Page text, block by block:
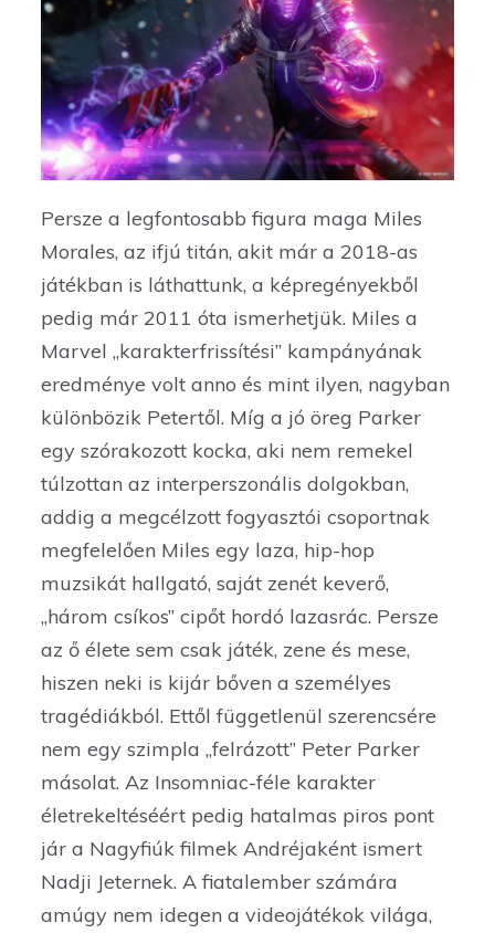
Persze a legfontosabb figura maga Miles
Morales, az ifjú titán, akit már a 2018-as
játékban is láthattunk, a képregényekből
pedig már 2011 óta ismerhetjük. Miles a
Marvel „karakterfrissítési” kampányának
eredménye volt anno és mint ilyen, nagyban
különbözik Petertől. Míg a jó öreg Parker
egy szórakozott kocka, aki nem remekel
túlzottan az interperszonális dolgokban,
addig a megcélzott fogyasztói csoportnak
megfelelően Miles egy laza, hip-hop
muzsikát hallgató, saját zenét keverő,
„három csíkos” cipőt hordó lazasrác. Persze
az ő élete sem csak játék, zene és mese,
hiszen neki is kijár bőven a személyes
tragédiákból. Ettől függetlenül szerencsére
nem egy szimpla „felrázott” Peter Parker
másolat. Az Insomniac-féle karakter
életrekeltéséért pedig hatalmas piros pont
jár a Nagyfiúk filmek Andréjaként ismert
Nadji Jeternek. A fiatalember számára
amúgy nem idegen a videojátékok világa,